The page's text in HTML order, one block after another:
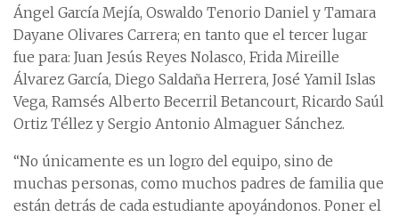
Ángel García Mejía, Oswaldo Tenorio Daniel y Tamara
Dayane Olivares Carrera; en tanto que el tercer lugar
fue para: Juan Jesús Reyes Nolasco, Frida Mireille
Álvarez García, Diego Saldaña Herrera, José Yamil Islas
Vega, Ramsés Alberto Becerril Betancourt, Ricardo Saúl
Ortiz Téllez y Sergio Antonio Almaguer Sánchez.
“No únicamente es un logro del equipo, sino de
muchas personas, como muchos padres de familia que
están detrás de cada estudiante apoyándonos. Poner el